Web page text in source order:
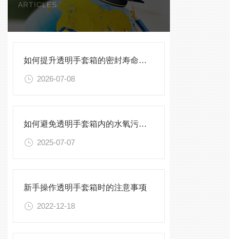
ARTICLES
如何提升透明手套箱的密封寿命？密封圈选型与保养须知
2026-07-08
如何避免透明手套箱内的水氧污染？
2025-07-07
新手操作透明手套箱时的注意事项
2022-12-18